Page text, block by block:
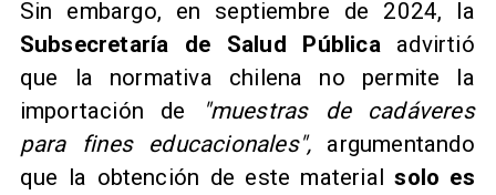
Sin embargo, en septiembre de 2024, la
Subsecretaría de Salud Públicaadvirtió
que la normativa chilena no permite la
importación de
"muestras de cadáveres
para fines educacionales", argumentando
que la obtención de este materialsolo es